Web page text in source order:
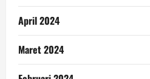
April 2024
Maret 2024